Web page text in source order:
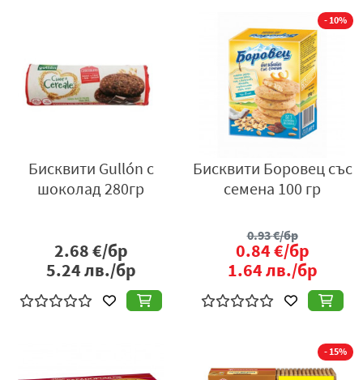
Бисквити Gullón с
шоколад 280гр
2.68€/бр
5.24лв./бр
- 10%
Бисквити Боровец със
семена 100 гр
0.93€/бр
0.84€/бр
1.64лв./бр
- 15%